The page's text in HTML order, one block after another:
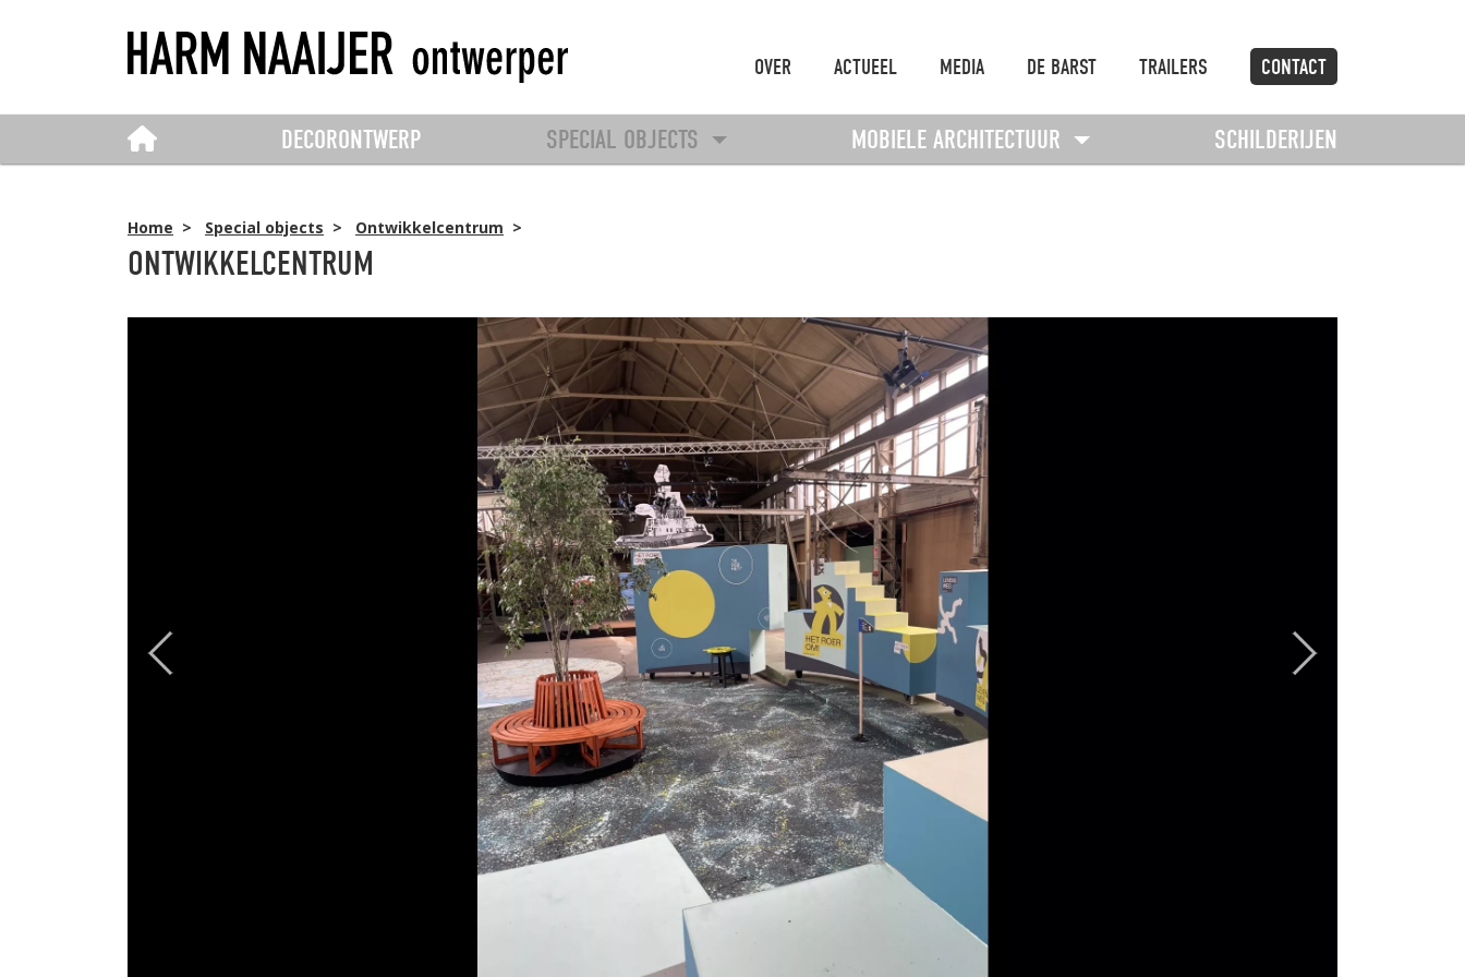
OVER ACTUEEL MEDIA DE BARST TRAILERS CONTACT
DECORONTWERP SPECIAL OBJECTS MOBIELE ARCHITECTUUR SCHILDERIJEN
Home > Special objects > Ontwikkelcentrum >
ONTWIKKELCENTRUM